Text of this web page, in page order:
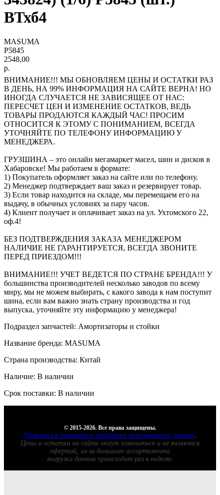
ВТхб4
MASUMA
P5845
2548,00
р.
ВНИМАНИЕ!!! МЫ ОБНОВЛЯЕМ ЦЕНЫ И ОСТАТКИ РАЗ
В ДЕНЬ, НА 99% ИНФОРМАЦИЯ НА САЙТЕ ВЕРНА! НО
ИНОГДА СЛУЧАЕТСЯ НЕ ЗАВИСЯЩЕЕ ОТ НАС:
ПЕРЕСЧЕТ ЦЕН И ИЗМЕНЕНИЕ ОСТАТКОВ, ВЕДЬ
ТОВАРЫ ПРОДАЮТСЯ КАЖДЫЙ ЧАС! ПРОСИМ
ОТНОСИТСЯ К ЭТОМУ С ПОНИМАНИЕМ, ВСЕГДА
УТОЧНЯЙТЕ ПО ТЕЛЕФОНУ ИНФОРМАЦИЮ У
МЕНЕДЖЕРА.
ГРУЗШИНА – это онлайн мегамаркет масел, шин и дисков в
Хабаровске! Мы работаем в формате:
1) Покупатель оформляет заказ на сайте или по телефону.
2) Менеджер подтверждает ваш заказ и резервирует товар.
3) Если товар находится на складе, мы перемещаем его на
выдачу, в обычных условиях за пару часов.
4) Клиент получает и оплачивает заказ на ул. Ухтомского 22,
оф.4!
БЕЗ ПОДТВЕРЖДЕНИЯ ЗАКАЗА МЕНЕДЖЕРОМ
НАЛИЧИЕ НЕ ГАРАНТИРУЕТСЯ, ВСЕГДА ЗВОНИТЕ
ПЕРЕД ПРИЕЗДОМ!!!
ВНИМАНИЕ!!! УЧЕТ ВЕДЕТСЯ ПО СТРАНЕ БРЕНДА!!! У
большинства производителей несколько заводов по всему
миру, мы не можем выбирать, с какого завода к нам поступит
шина, если вам важно знать страну производства и год
выпуска, уточняйте эту информацию у менеджера!
Подраздел запчастей: Амортизаторы и стойки
Название бренда: MASUMA
Страна производства: Китай
Наличие: В наличии
Срок поставки: В наличии
© 2015-2026. Все права защищены.
Политика в отношении обработки персональных данных.
Цены и остатки на сайте могут измениться и не являются
офертой, из-за большого ассортимента
выгрузка данных происходит раз в неделю.